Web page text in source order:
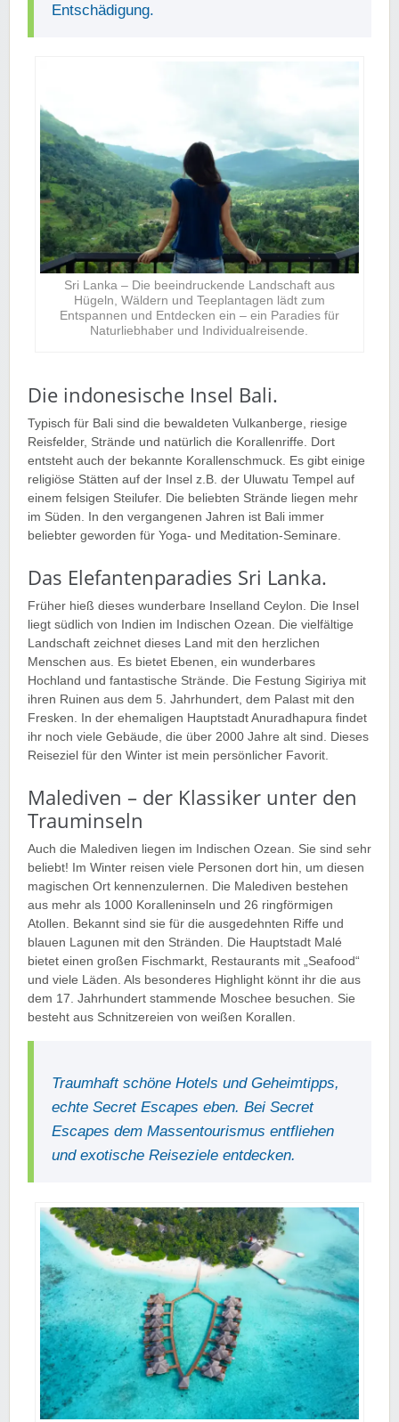
Entschädigung.
Sri Lanka – Die beeindruckende Landschaft aus
Hügeln, Wäldern und Teeplantagen lädt zum
Entspannen und Entdecken ein – ein Paradies für
Naturliebhaber und Individualreisende.
Die indonesische Insel Bali.
Typisch für Bali sind die bewaldeten Vulkanberge, riesige
Reisfelder, Strände und natürlich die Korallenriffe. Dort
entsteht auch der bekannte Korallenschmuck. Es gibt einige
religiöse Stätten auf der Insel z.B. der Uluwatu Tempel auf
einem felsigen Steilufer. Die beliebten Strände liegen mehr
im Süden. In den vergangenen Jahren ist Bali immer
beliebter geworden für Yoga- und Meditation-Seminare.
Das Elefantenparadies Sri Lanka.
Früher hieß dieses wunderbare Inselland Ceylon. Die Insel
liegt südlich von Indien im Indischen Ozean. Die vielfältige
Landschaft zeichnet dieses Land mit den herzlichen
Menschen aus. Es bietet Ebenen, ein wunderbares
Hochland und fantastische Strände. Die Festung Sigiriya mit
ihren Ruinen aus dem 5. Jahrhundert, dem Palast mit den
Fresken. In der ehemaligen Hauptstadt Anuradhapura findet
ihr noch viele Gebäude, die über 2000 Jahre alt sind. Dieses
Reiseziel für den Winter ist mein persönlicher Favorit.
Malediven – der Klassiker unter den
Trauminseln
Auch die Malediven liegen im Indischen Ozean. Sie sind sehr
beliebt! Im Winter reisen viele Personen dort hin, um diesen
magischen Ort kennenzulernen. Die Malediven bestehen
aus mehr als 1000 Koralleninseln und 26 ringförmigen
Atollen. Bekannt sind sie für die ausgedehnten Riffe und
blauen Lagunen mit den Stränden. Die Hauptstadt Malé
bietet einen großen Fischmarkt, Restaurants mit „Seafood“
und viele Läden. Als besonderes Highlight könnt ihr die aus
dem 17. Jahrhundert stammende Moschee besuchen. Sie
besteht aus Schnitzereien von weißen Korallen.
Traumhaft schöne Hotels und Geheimtipps,
echte Secret Escapes eben. Bei Secret
Escapes dem Massentourismus entfliehen
und exotische Reiseziele entdecken.